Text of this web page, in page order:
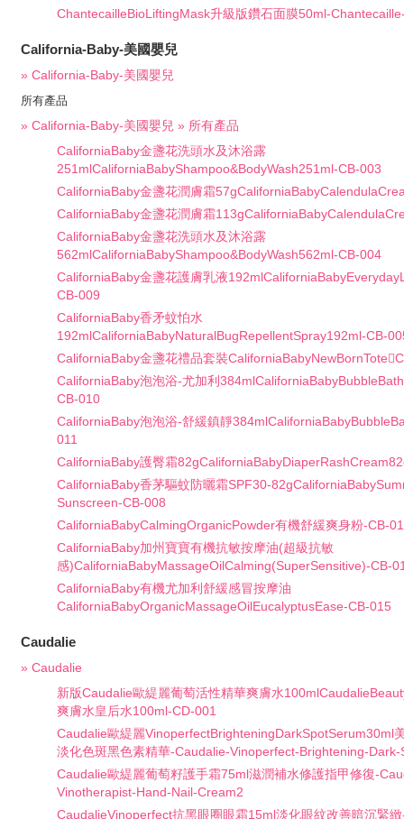
ChantecailleBioLiftingMask升級版鑽石面膜50ml-
California-Baby-美國嬰兒
» California-Baby-美國嬰兒
所有產品
» California-Baby-美國嬰兒 » 所有產品
CaliforniaBaby金盞花洗頭水及沐浴露
251mlCaliforniaBabyShampoo&BodyWash251ml-CB-003
CaliforniaBaby金盞花潤膚霜
CaliforniaBaby金盞花潤膚霜
CaliforniaBaby金盞花洗頭水及沐浴露
562mlCaliforniaBabyShampoo&BodyWash562ml-CB-004
CaliforniaBaby金盞花護膚乳液
CB-009
CaliforniaBaby香矛蚊怕水
192mlCaliforniaBabyNaturalBugRepellentSpray192ml-CB-
CaliforniaBaby金盞花禮品套裝
CaliforniaBaby泡泡浴-尤加利
CB-010
CaliforniaBaby泡泡浴-舒緩鎮靜
011
CaliforniaBaby護臀霜
CaliforniaBaby香茅驅蚊防曬霜SPF30-
Sunscreen-CB-008
CaliforniaBabyCalmingOrganicPowder有機舒緩爽身粉-CB-
CaliforniaBaby加州寶寶有機抗敏按摩油(超級抗敏
感)CaliforniaBabyMassageOilCalming(SuperSensitive)-CB-
CaliforniaBaby有機尤加利舒緩感冒按摩油
CaliforniaBabyOrganicMassageOilEucalyptusEase-CB-015
Caudalie
» Caudalie
新版Caudalie歐緹麗葡萄活性精華爽膚水
爽膚水皇后水100ml-CD-001
Caudalie歐緹麗VinoperfectBrighteningDarkSpotSerum30ml
淡化色斑黑色素精華-Caudalie-Vinoperfect-Brightening-Dark-
Caudalie歐緹麗葡萄籽護手霜75ml滋潤補水修護指甲修復-
Vinotherapist-Hand-Nail-Cream2
CaudalieVinoperfect抗黑眼圈眼霜15ml淡化眼紋改善暗沉緊